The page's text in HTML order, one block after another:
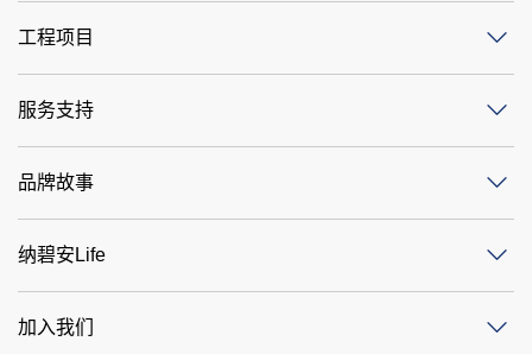
工程项目
服务支持
品牌故事
纳碧安Life
加入我们